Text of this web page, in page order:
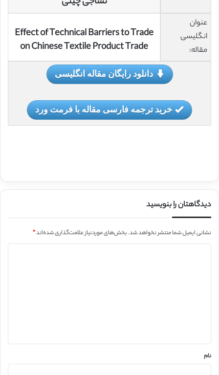
عنوان
انگلیسی
مقاله:
Effect of Technical Barriers to Trade
on Chinese Textile Product Trade
دانلود رایگان مقاله انگلیسی
خرید ترجمه فارسی مقاله با فرمت ورد
دیدگاهتان را بنویسید
نشانی ایمیل شما منتشر نخواهد شد.بخش‌های موردنیاز علامت‌گذاری شده‌اند*
نام